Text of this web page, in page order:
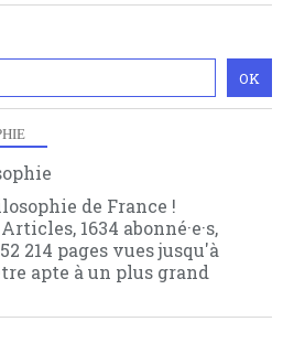
de France !
1634 abonné·e·s,
214 pages vues jusqu'à
apte à un plus grand